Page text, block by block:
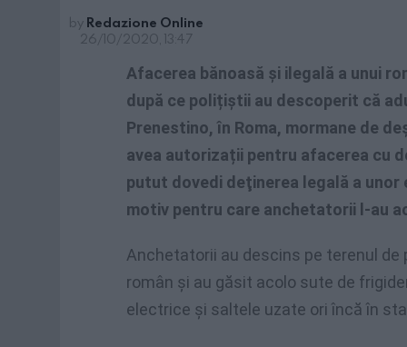
by Redazione Online
26/10/2020, 13:47
Afacerea bănoasă și ilegală a unui
după ce polițiștii au descoperit că
Prenestino, în Roma, mormane de
avea autorizații pentru afacerea cu
putut dovedi deţinerea legală a
motiv pentru care anchetatorii l-au
Anchetatorii au descins pe terenul
român și au găsit acolo sute de
electrice și saltele uzate ori încă în